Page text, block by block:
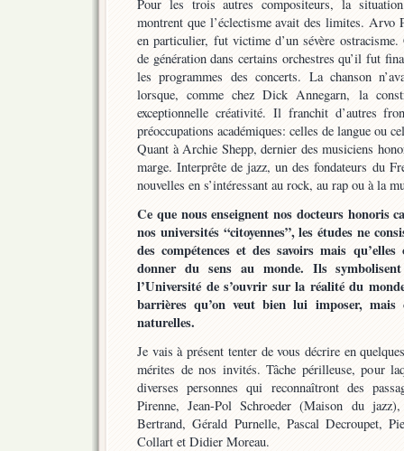
Pour les trois autres compositeurs, la
montrent que l’éclectisme avait des limites. Arvo
en particulier, fut victime d’un sévère ostracisme.
de génération dans certains orchestres qu’il fut
les programmes des concerts. La chanson
lorsque, comme chez Dick Annegarn, la
exceptionnelle créativité. Il franchit d’autres
préoccupations académiques: celles de langue ou
Quant à Archie Shepp, dernier des musiciens
marge. Interprête de jazz, un des fondateurs du
nouvelles en s’intéressant au rock, au rap ou à la
Ce que nous enseignent nos docteurs honoris
nos universités “citoyennes”, les études ne
des compétences et des savoirs mais
donner du sens au monde. Ils
l’Université de s’ouvrir sur la réalité du
barrières qu’on veut bien lui imposer, mais
naturelles.
Je vais à présent tenter de vous décrire en
mérites de nos invités. Tâche périlleuse, pour
diverses personnes qui reconnaîtront des
Pirenne, Jean-Pol Schroeder (Maison du
Bertrand, Gérald Purnelle, Pascal Decroupet,
Collart et Didier Moreau.